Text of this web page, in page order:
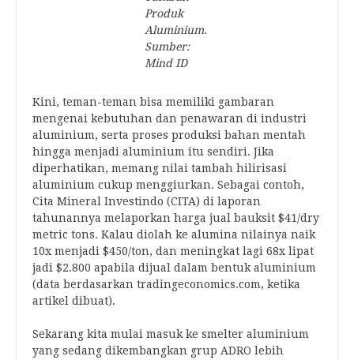
Produk
Aluminium.
Sumber:
Mind ID
Kini, teman-teman bisa memiliki gambaran
mengenai kebutuhan dan penawaran di industri
aluminium, serta proses produksi bahan mentah
hingga menjadi aluminium itu sendiri. Jika
diperhatikan, memang nilai tambah hilirisasi
aluminium cukup menggiurkan. Sebagai contoh,
Cita Mineral Investindo (CITA) di laporan
tahunannya melaporkan harga jual bauksit $41/dry
metric tons. Kalau diolah ke alumina nilainya naik
10x menjadi $450/ton, dan meningkat lagi 68x lipat
jadi $2.800 apabila dijual dalam bentuk aluminium
(data berdasarkan tradingeconomics.com, ketika
artikel dibuat).
Sekarang kita mulai masuk ke smelter aluminium
yang sedang dikembangkan grup ADRO lebih